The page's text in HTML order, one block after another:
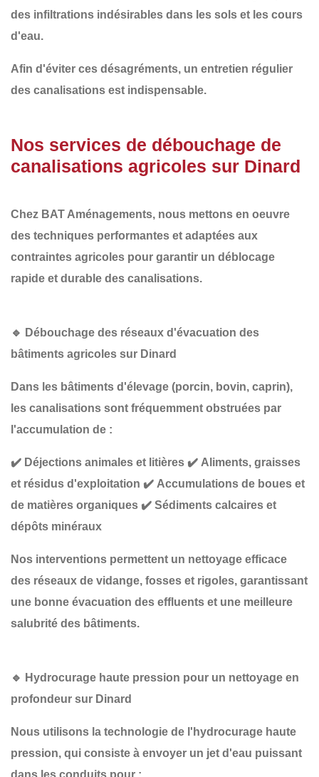
des infiltrations indésirables dans les sols et les cours
d'eau.
Afin d'éviter ces désagréments, un entretien régulier
des canalisations est indispensable.
Nos services de débouchage de
canalisations agricoles sur Dinard
Chez BAT Aménagements, nous mettons en oeuvre
des techniques performantes et adaptées aux
contraintes agricoles pour garantir un déblocage
rapide et durable des canalisations.
🔹 Débouchage des réseaux d'évacuation des
bâtiments agricoles sur Dinard
Dans les bâtiments d'élevage (porcin, bovin, caprin),
les canalisations sont fréquemment obstruées par
l'accumulation de :
✔️ Déjections animales et litières ✔️ Aliments, graisses
et résidus d'exploitation ✔️ Accumulations de boues et
de matières organiques ✔️ Sédiments calcaires et
dépôts minéraux
Nos interventions permettent un nettoyage efficace
des réseaux de vidange, fosses et rigoles, garantissant
une bonne évacuation des effluents et une meilleure
salubrité des bâtiments.
🔹 Hydrocurage haute pression pour un nettoyage en
profondeur sur Dinard
Nous utilisons la technologie de l'hydrocurage haute
pression, qui consiste à envoyer un jet d'eau puissant
dans les conduits pour :